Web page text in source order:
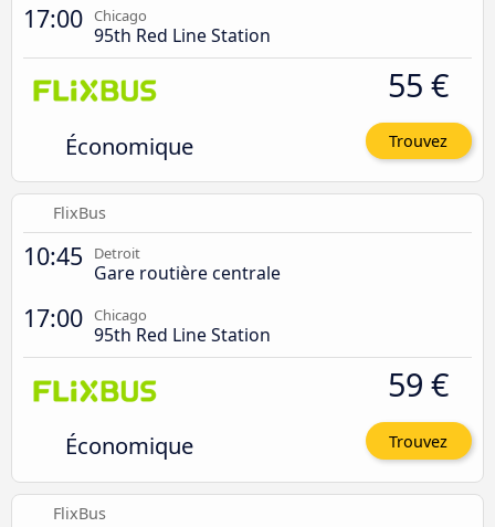
17:00 Chicago
95th Red Line Station
Économique
55 €
Trouvez
FlixBus
10:45 Detroit
Gare routière centrale
17:00 Chicago
95th Red Line Station
Économique
59 €
Trouvez
FlixBus